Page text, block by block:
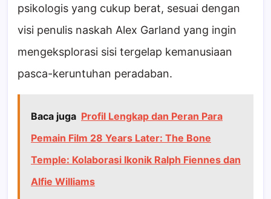
psikologis yang cukup berat, sesuai dengan
visi penulis naskah Alex Garland yang ingin
mengeksplorasi sisi tergelap kemanusiaan
pasca-keruntuhan peradaban.
Baca juga Profil Lengkap dan Peran Para
Pemain Film 28 Years Later: The Bone
Temple: Kolaborasi Ikonik Ralph Fiennes dan
Alfie Williams